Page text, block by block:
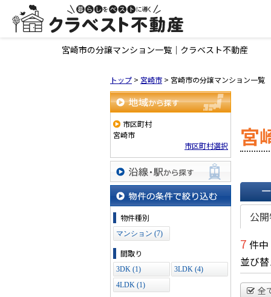
宮崎市の分譲マンション一覧｜クラベスト不動産
トップ > 宮崎市 > 宮崎市の分譲マンション一覧
地域から探す
市区町村
宮崎市
市区町村選択
沿線・駅から探す
物件の条件で絞り込む
物件種別
マンション (7)
間取り
3DK (1)
3LDK (4)
4LDK (1)
宮
一覧
公
7 件
並び
全